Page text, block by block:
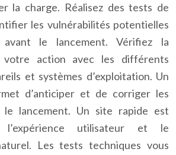
la charge. Réalisez des tests de
les vulnérabilités potentielles
le lancement. Vérifiez la
votre action avec les différents
et systèmes d’exploitation. Un
d’anticiper et de corriger les
le lancement. Un site rapide est
l’expérience utilisateur et le
Les tests techniques vous